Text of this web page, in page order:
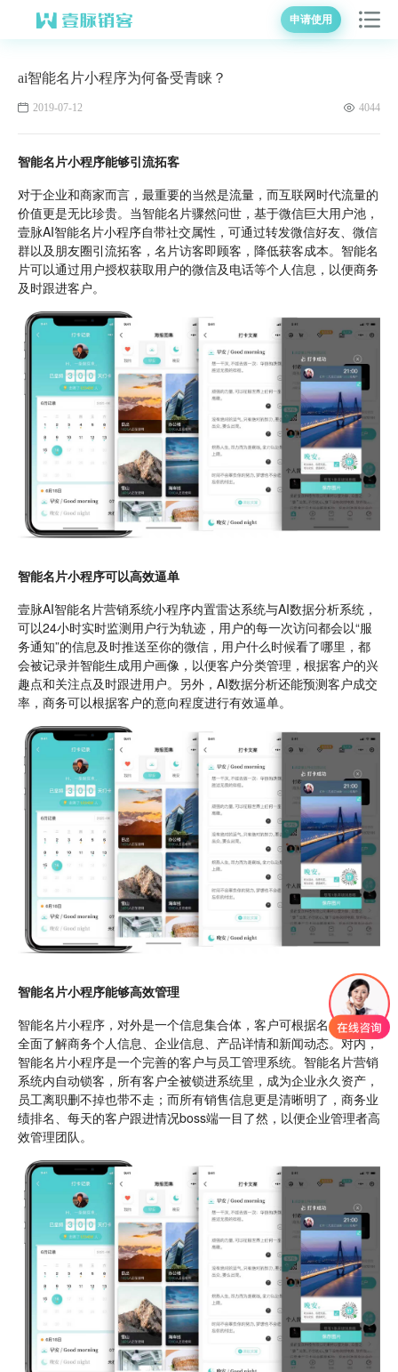
申请使用
ai智能名片小程序为何备受青睐？
2019-07-12 4044
智能名片小程序能够引流拓客
对于企业和商家而言，最重要的当然是流量，而互联网时代流量的
价值更是无比珍贵。当智能名片骤然问世，基于微信巨大用户池，
壹脉AI智能名片小程序自带社交属性，可通过转发微信好友、微信
群以及朋友圈引流拓客，名片访客即顾客，降低获客成本。智能名
片可以通过用户授权获取用户的微信及电话等个人信息，以便商务
及时跟进客户。
智能名片小程序可以高效逼单
壹脉AI智能名片营销系统小程序内置雷达系统与AI数据分析系统，
可以24小时实时监测用户行为轨迹，用户的每一次访问都会以“服
务通知”的信息及时推送至你的微信，用户什么时候看了哪里，都
会被记录并智能生成用户画像，以便客户分类管理，根据客户的兴
趣点和关注点及时跟进用户。另外，AI数据分析还能预测客户成交
率，商务可以根据客户的意向程度进行有效逼单。
智能名片小程序能够高效管理
智能名片小程序，对外是一个信息集合体，客户可根据名片小程序
全面了解商务个人信息、企业信息、产品详情和新闻动态。对内，
智能名片小程序是一个完善的客户与员工管理系统。智能名片营销
系统内自动锁客，所有客户全被锁进系统里，成为企业永久资产，
员工离职删不掉也带不走；而所有销售信息更是清晰明了，商务业
绩排名、每天的客户跟进情况boss端一目了然，以便企业管理者高
效管理团队。